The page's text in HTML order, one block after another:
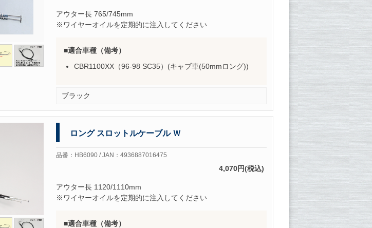
アウター長 765/745mm
※ワイヤーオイルを定期的に注入してください
適合車種（備考）
CBR1100XX（96-98 SC35）(キャブ車(50mmロング))
ブラック
ロング スロットルケーブル Ｗ
品番：HB6090 / JAN：4936887016475
4,070円(税込)
アウター長 1120/1110mm
※ワイヤーオイルを定期的に注入してください
適合車種（備考）